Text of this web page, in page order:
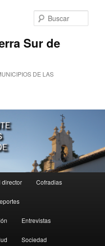
Sur de
DE LAS
director Cofradias
Entrevistas
Sociedad